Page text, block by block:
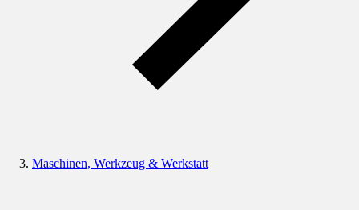
Maschinen, Werkzeug & Werkstatt